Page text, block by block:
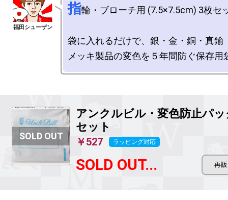
指輪・ブローチ用 (7.5×7.5cm) 3枚セ
袋に入れるだけで、銀・金・銅・真鍮
アンクルビル・変色防止パ
セット
￥527 ラッピング対応
SOLD OUT...